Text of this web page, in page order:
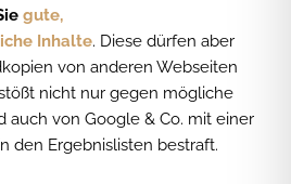
gute,
Inhalte. Diese dürfen aber
von anderen Webseiten
nicht nur gegen mögliche
auch von Google & Co. mit einer
den Ergebnislisten bestraft.